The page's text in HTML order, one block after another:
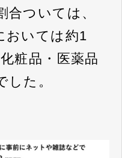
合ついては、
おいては約1
粧品・医薬品
した。